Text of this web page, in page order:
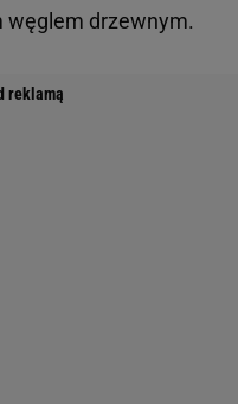
węglem drzewnym.